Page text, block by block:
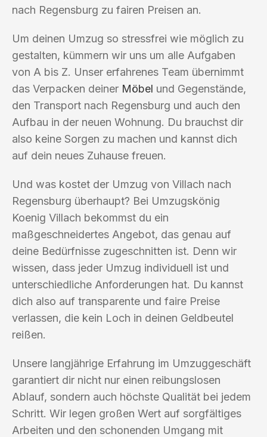
nach Regensburg zu fairen Preisen an.
Um deinen Umzug so stressfrei wie möglich zu
gestalten, kümmern wir uns um alle Aufgaben
von A bis Z. Unser erfahrenes Team übernimmt
das Verpacken deiner Möbel und Gegenstände,
den Transport nach Regensburg und auch den
Aufbau in der neuen Wohnung. Du brauchst dir
also keine Sorgen zu machen und kannst dich
auf dein neues Zuhause freuen.
Und was kostet der Umzug von Villach nach
Regensburg überhaupt? Bei Umzugskönig
Koenig Villach bekommst du ein
maßgeschneidertes Angebot, das genau auf
deine Bedürfnisse zugeschnitten ist. Denn wir
wissen, dass jeder Umzug individuell ist und
unterschiedliche Anforderungen hat. Du kannst
dich also auf transparente und faire Preise
verlassen, die kein Loch in deinen Geldbeutel
reißen.
Unsere langjährige Erfahrung im Umzuggeschäft
garantiert dir nicht nur einen reibungslosen
Ablauf, sondern auch höchste Qualität bei jedem
Schritt. Wir legen großen Wert auf sorgfältiges
Arbeiten und den schonenden Umgang mit